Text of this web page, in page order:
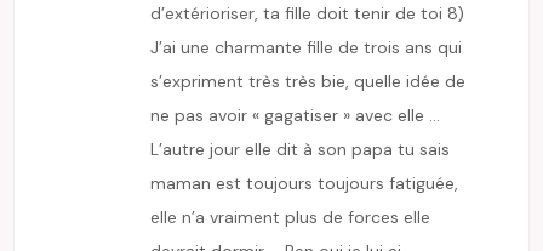
d’extérioriser, ta fille doit tenir de toi 8)
J’ai une charmante fille de trois ans qui
s’expriment très très bie, quelle idée de
ne pas avoir « gagatiser » avec elle …
L’autre jour elle dit à son papa tu sais
maman est toujours toujours fatiguée,
elle n’a vraiment plus de forces elle